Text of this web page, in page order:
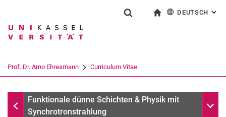
Springe direkt zu: Inhalt
Springe direkt zu: Suche
Springe direkt zu:
Suchbegriff
Suchen (öffnet externen Link in einem
DEUTSCH :
Prof. Dr. Arno Ehresmann Curriculum Vitae
Prof. Dr. Arno Ehresmann
Funktionale dünne Schichten & Physik mit
Synchrotronstrahlung